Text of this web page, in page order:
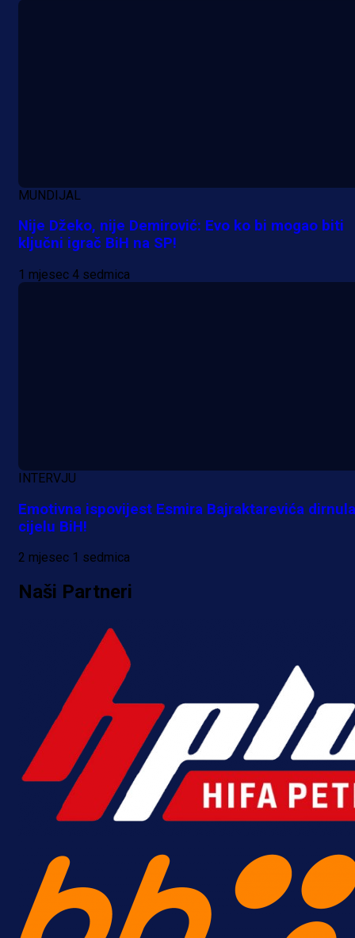
MUNDIJAL
Nije Džeko, nije Demirović: Evo ko bi mogao biti
ključni igrač BiH na SP!
1 mjesec 4 sedmica
INTERVJU
Emotivna ispovijest Esmira Bajraktarevića dirnula
cijelu BiH!
2 mjesec 1 sedmica
Naši Partneri